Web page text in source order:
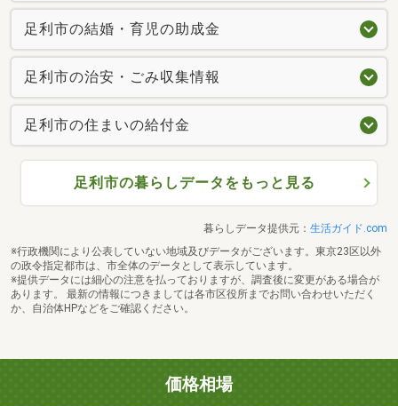
足利市の結婚・育児の助成金
足利市の治安・ごみ収集情報
足利市の住まいの給付金
足利市の暮らしデータをもっと見る
暮らしデータ提供元： 生活ガイド.com
※行政機関により公表していない地域及びデータがございます。東京23区以外
の政令指定都市は、市全体のデータとして表示しています。
※提供データには細心の注意を払っておりますが、調査後に変更がある場合が
あります。 最新の情報につきましては各市区役所までお問い合わせいただく
か、自治体HPなどをご確認ください。
価格相場